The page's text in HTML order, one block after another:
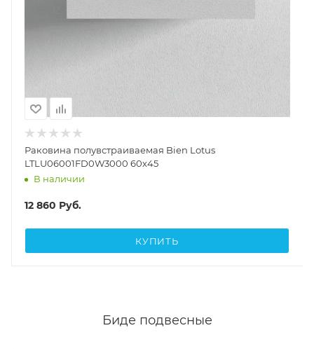
Раковина полувстраиваемая Bien Lotus
LTLU06001FD0W3000 60x45
В наличии
12 860 Руб.
КУПИТЬ
Биде подвесные